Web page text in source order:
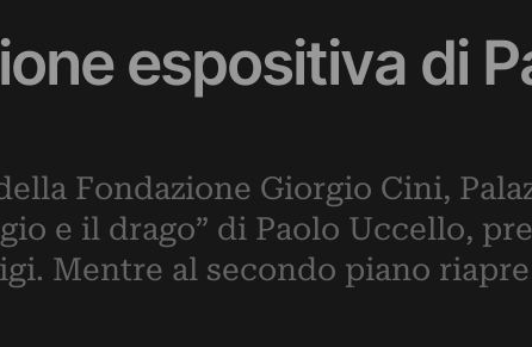
espositiva di
Fondazione Giorgio Cini,
e il drago” di Paolo Uccello,
Mentre al secondo piano